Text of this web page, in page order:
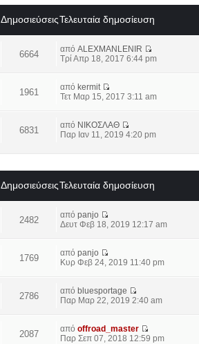
ΔημοσιεύσειςΤελευταία δημοσίευση
6664 απόALEXMANLENIR
Τρί Απρ 18, 2017 6:44 pm
1961 από kermit
Τετ Μαρ 15, 2017 3:11 am
6831 από ΝΙΚΟΣΛΑΘ
Παρ Ιαν 11, 2019 4:20 pm
ΔημοσιεύσειςΤελευταία δημοσίευση
2482 απόpanjo
Δευτ Φεβ 18, 2019 12:17 am
1769 απόpanjo
Κυρ Φεβ 24, 2019 11:40 pm
2786 από bluesportage
Παρ Μαρ 22, 2019 2:40 am
2087 απόoffroad_master
Παρ Σεπ 07, 2018 12:59 pm